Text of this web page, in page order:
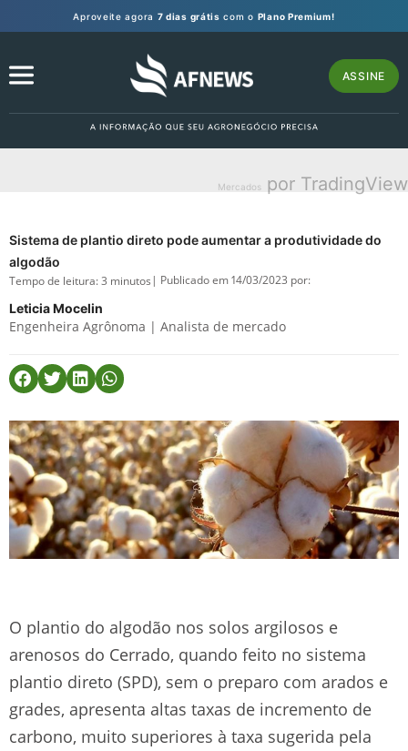
Aproveite agora 7 dias grátis com o Plano Premium!
ASSINE
Mercados por TradingView
Sistema de plantio direto pode aumentar a produtividade do
algodão
Tempo de leitura:3 minutos | Publicado em 14/03/2023 por:
Leticia Mocelin
Engenheira Agrônoma | Analista de mercado
O plantio do algodão nos solos argilosos e
arenosos do Cerrado, quando feito no sistema
plantio direto (SPD), sem o preparo com arados e
grades, apresenta altas taxas de incremento de
carbono, muito superiores à taxa sugerida pela